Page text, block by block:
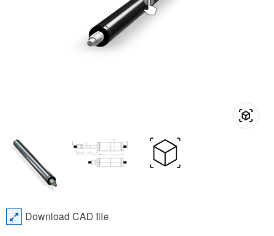
Download CAD file